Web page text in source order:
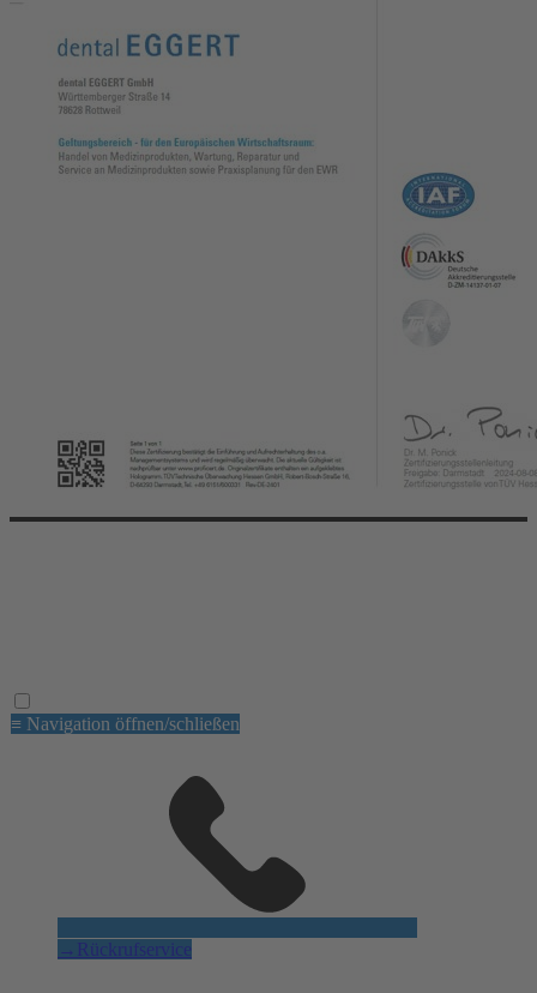
≡ Navigation öffnen/schließen
→ Rückrufservice